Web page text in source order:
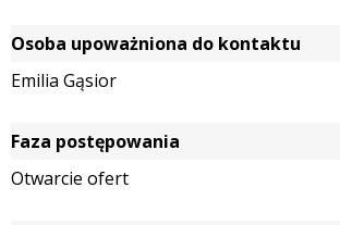
Osoba upoważniona do kontaktu
Emilia Gąsior
Faza postępowania
Otwarcie ofert